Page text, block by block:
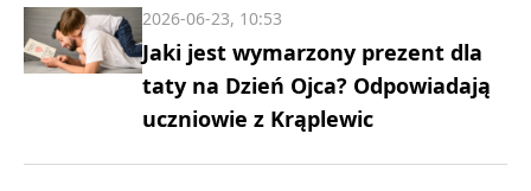
Jaki jest wymarzony prezent dla
taty na Dzień Ojca? Odpowiadają
uczniowie z Krąplewic
2026-06-23, 10:53